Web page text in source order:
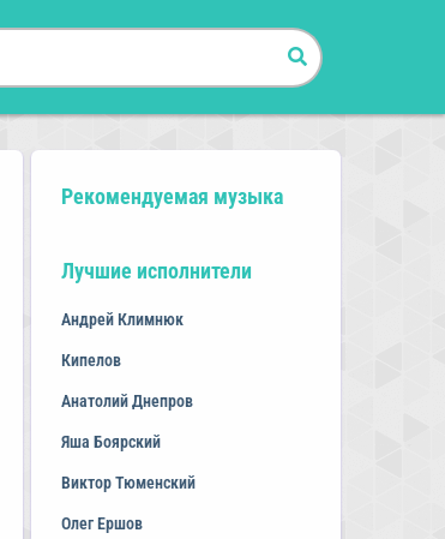
Рекомендуемая музыка
Лучшие исполнители
Андрей Климнюк
Кипелов
Анатолий Днепров
Яша Боярский
Виктор Тюменский
Олег Ершов